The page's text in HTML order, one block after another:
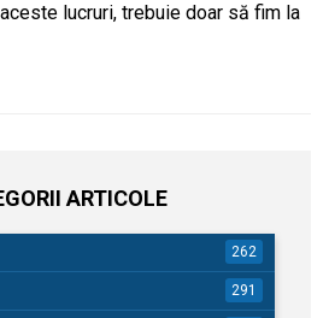
lucruri, trebuie doar să fim la
ARTICOLE
262
291